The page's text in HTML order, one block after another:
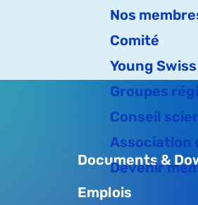
Nos
Comité
Young
Groupes
Conseil
Association
Devenir
Documents &
Emplois